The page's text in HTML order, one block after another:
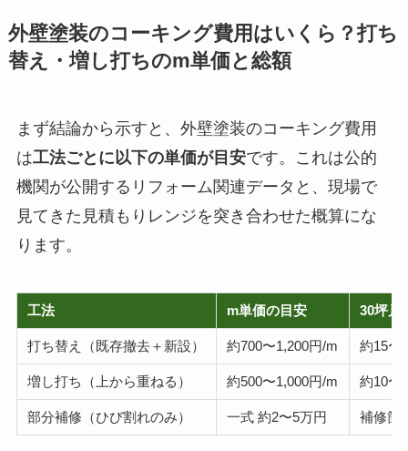
外壁塗装のコーキング費用はいくら？打ち
替え・増し打ちのm単価と総額
まず結論から示すと、外壁塗装のコーキング費用
は工法ごとに以下の単価が目安です。これは公的
機関が公開するリフォーム関連データと、現場で
見てきた見積もりレンジを突き合わせた概算にな
ります。
工法 m単価の目安 30坪戸
打ち替え（既存撤去＋新設） 約700〜1,200円/m 約15〜
増し打ち（上から重ねる） 約500〜1,000円/m 約10〜
部分補修（ひび割れのみ） 一式 約2〜5万円 補修箇